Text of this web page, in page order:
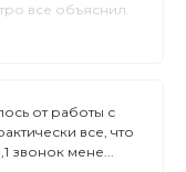
все объяснил.
от работы с
все, что
звонок мене...